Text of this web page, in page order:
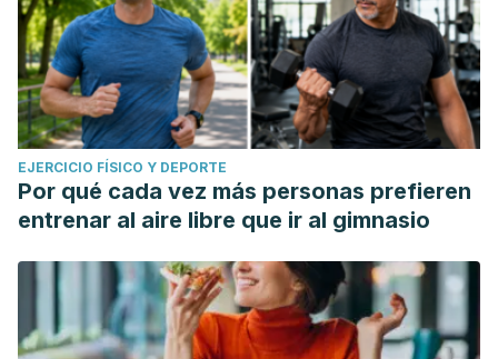
EJERCICIO FÍSICO Y DEPORTE
Por qué cada vez más personas prefieren
entrenar al aire libre que ir al gimnasio